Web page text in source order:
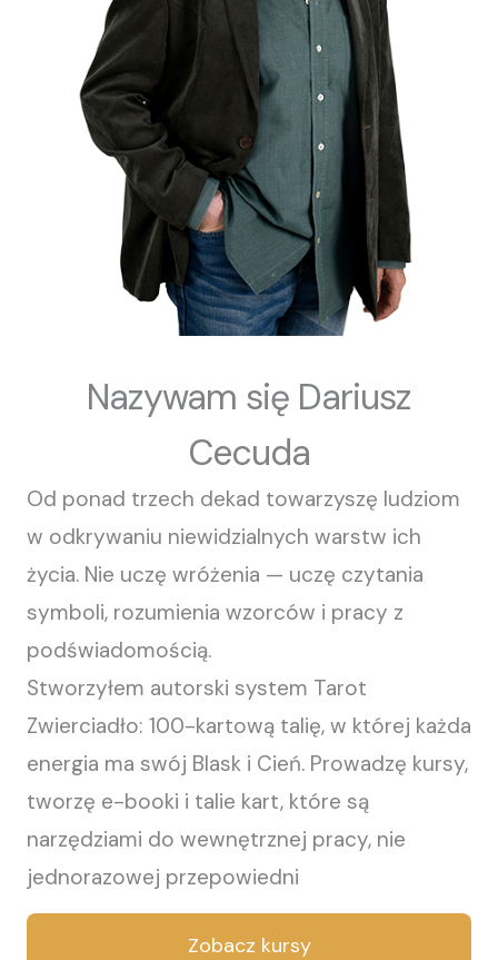
Nazywam się Dariusz
Cecuda
Od ponad trzech dekad towarzyszę ludziom
w odkrywaniu niewidzialnych warstw ich
życia. Nie uczę wróżenia — uczę czytania
symboli, rozumienia wzorców i pracy z
podświadomością.
Stworzyłem autorski system Tarot
Zwierciadło: 100-kartową talię, w której każda
energia ma swój Blask i Cień. Prowadzę kursy,
tworzę e-booki i talie kart, które są
narzędziami do wewnętrznej pracy, nie
jednorazowej przepowiedni
Zobacz kursy